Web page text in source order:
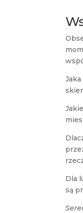
Dla
są